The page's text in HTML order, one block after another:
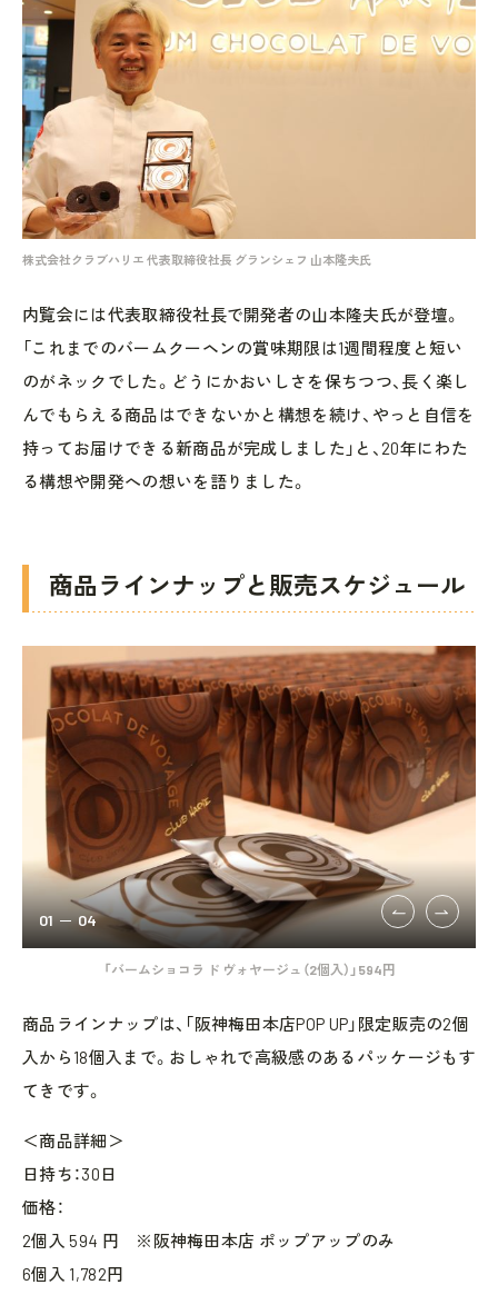
株式会社クラブハリエ 代表取締役社長 グランシェフ 山本隆夫氏
内覧会には代表取締役社長で開発者の山本隆夫氏が登壇。
「これまでのバームクーヘンの賞味期限は1週間程度と短い
のがネックでした。どうにかおいしさを保ちつつ、長く楽し
んでもらえる商品はできないかと構想を続け、やっと自信を
持ってお届けできる新商品が完成しました」と、20年にわた
る構想や開発への想いを語りました。
商品ラインナップと販売スケジュール
「バームショコラ ド ヴォヤージュ（2個入）」594円
01 04
商品ラインナップは、「阪神梅田本店POP UP」限定販売の2個
入から18個入まで。おしゃれで高級感のあるパッケージもす
てきです。
＜商品詳細＞
日持ち：30日
価格：
2個入 594 円 ※阪神梅田本店 ポップアップのみ
6個入 1,782円